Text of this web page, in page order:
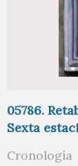
05786.
Sexta
Cronología